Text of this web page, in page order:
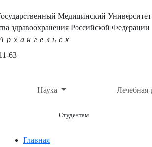
Медицинский Университет
здравоохранения Российской Федерации
63
Наука Лечебная
Студентам
Главная